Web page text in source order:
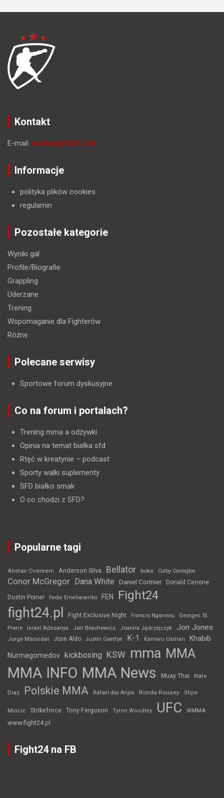
Kontakt
E-mail: redakcja@fight24.pl
Informacje
polityka plików cookies
regulamin
Pozostałe kategorie
Wyniki gal
Profile/Biografie
Grappling
Uderzane
Trening
Wspomaganie dla Fighterów
Różne
Polecane serwisy
Sportowe forum dyskusyjne
Co na forum i portalach?
Trening mma a odżywki
Opinia na temat białka sfd
Rtęć w kreatynie – podcast
Sporty walki suplementy
SFD białko smak
O co chodzi z SFD?
Popularne tagi
Alistair Overeem Anderson Silva Bellator boks Colby Covington
Conor McGregor Dana White Daniel Cormier Donald Cerrone
Dustin Poirier Fedor Emelianenko FEN Fight24
fight24.pl Fight Exclusive Night Francis Ngannou
Georges St.
Pierre
Israel Adesanya Jan Błachowicz Joanna Jędrzejczyk Jon Jones
Jorge Masvidal Jose Aldo Justin Gaethje K-1 Kamaru Usman Khabib
Nurmagomedov kickboxing KSW mma MMA
MMA INFO MMA News Muay Thai Nate
Diaz Polskie MMA Rafael dos Anjos Ronda Rousey Stipe
Miocic Strikeforce Tony Ferguson Tyron Woodley UFC WMMA
www.fight24.pl
Fight24 na FB